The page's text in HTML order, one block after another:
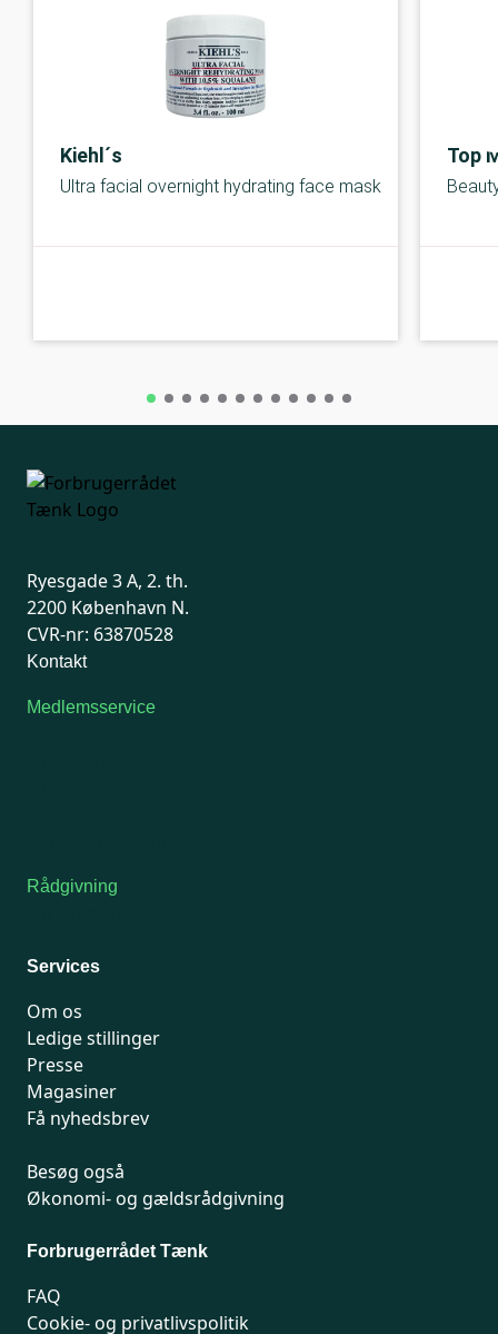
Kiehl´s
Ultra facial overnight hydrating face mask
Top
Ryesgade 3 A, 2. th.
2200 København N.
CVR-nr: 63870528
Kontakt
Medlemsservice
Rådgivning
Services
Om os
Ledige stillinger
Presse
Magasiner
Få nyhedsbrev
Besøg også
Økonomi- og gældsrådgivning
Forbrugerrådet Tænk
FAQ
Cookie- og privatlivspolitik